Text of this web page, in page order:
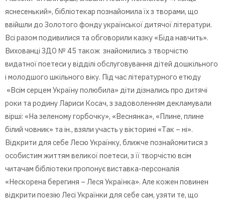
яснесенький», бібліотекар познайомила їх з творами, що
ввійшли до Золотого фонду української дитячої літератури.
Всі разом подивилися та обговорили казку «Біда навчить».
Вихованці ЗДО № 45 також знайомились з творчістю
видатної поетеси у відділі обслуговування дітей дошкільного
і молодшого шкільного віку. Під час літературного етюду
«Всім серцем Україну полюбила» діти дізнались про дитячі
роки та родину Лариси Косач, з задоволенням декламували
вірші: «На зеленому горбочку», «Веснянка», «Плине, плине
білий човник» та ін., взяли участь у вікторині «Так – ні».
Відкрити для себе Лесю Українку, ближче познайомитися з
особистим життям великої поетеси, з її творчістю всім
читачам бібліотеки пропонує виставка-персоналія
«Нескорена берегиня – Леся Українка». Але кожен повинен
відкрити поезію Лесі Українки для себе сам, узяти те, що